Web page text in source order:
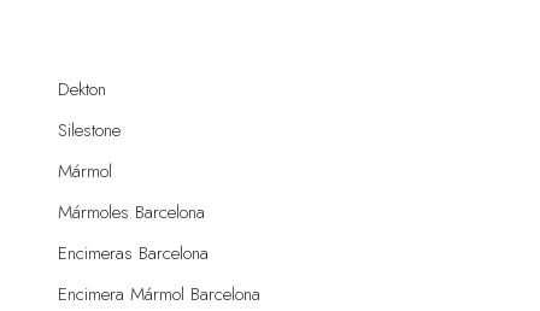
Dekton
Silestone
Mármol
Mármoles Barcelona
Encimeras Barcelona
Encimera Mármol Barcelona